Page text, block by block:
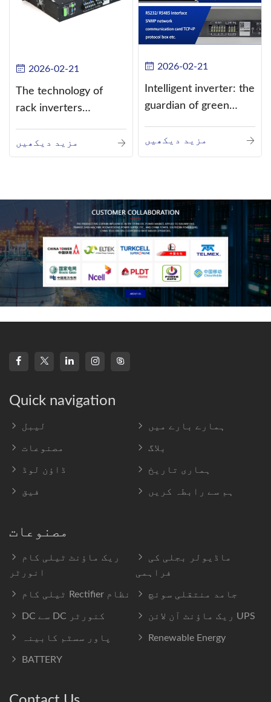
2026-02-21
The technology of
rack inverters
such as the use of
three-CPU control
مزید دیکھیں
2026-02-21
Intelligent inverter: the
guardian of green
مزید دیکھیں
Quick navigation
لیبل ہمارے بارے میں
مصنوعات بلاگ
ڈاؤن لوڈ ہماری تاریخ
فیق ہم سے رابطہ کریں
مصنوعات
ریک ماؤنٹ ٹیلی کام
انورٹر
ماڈیولر بجلی کی
فراہمی
ٹیلی کام Rectifier نظام جامد منتقلی سوئچ
DC سے DC کنورٹر ریک ماؤنٹ آن لائن UPS
پاور سسٹم کابینہ Renewable Energy
BATTERY